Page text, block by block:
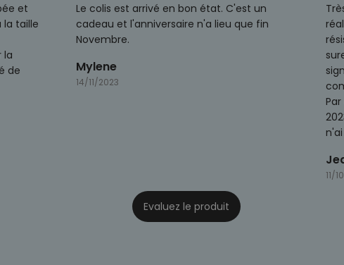
et
la taille
la
de
Le colis est arrivé en bon état. C'est un
cadeau et l'anniversaire n'a lieu que fin
Novembre.
Mylene
14/11/2023
11/
Evaluez le produit